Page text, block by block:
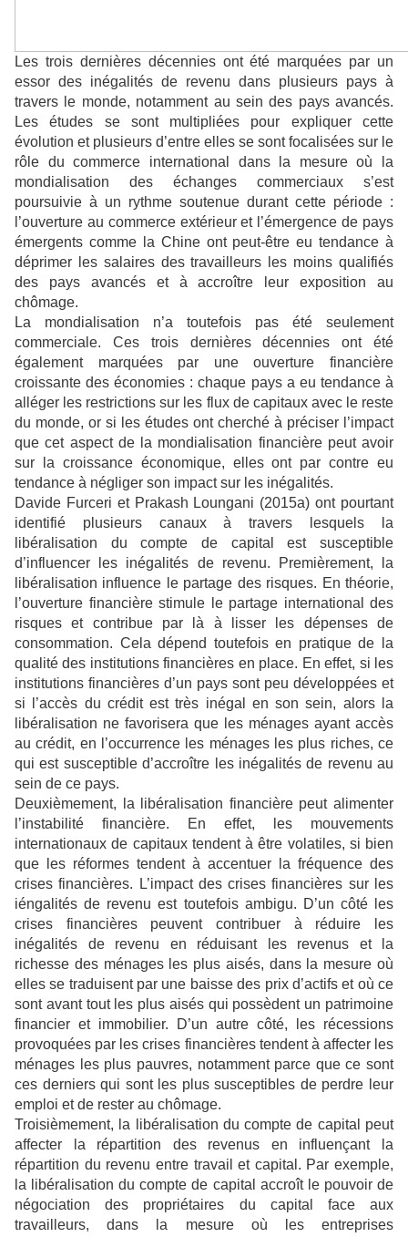
Les trois dernières décennies ont été marquées par un
essor des inégalités de revenu dans plusieurs pays à
travers le monde, notamment au sein des pays avancés.
Les études se sont multipliées pour expliquer cette
évolution et plusieurs d’entre elles se sont focalisées sur le
rôle du commerce international dans la mesure où la
mondialisation des échanges commerciaux s’est
poursuivie à un rythme soutenue durant cette période :
l’ouverture au commerce extérieur et l’émergence de pays
émergents comme la Chine ont peut-être eu tendance à
déprimer les salaires des travailleurs les moins qualifiés
des pays avancés et à accroître leur exposition au
chômage.
La mondialisation n’a toutefois pas été seulement
commerciale. Ces trois dernières décennies ont été
également marquées par une ouverture financière
croissante des économies : chaque pays a eu tendance à
alléger les restrictions sur les flux de capitaux avec le reste
du monde, or si les études ont cherché à préciser l’impact
que cet aspect de la mondialisation financière peut avoir
sur la croissance économique, elles ont par contre eu
tendance à négliger son impact sur les inégalités.
Davide Furceri et Prakash Loungani (2015a) ont pourtant
identifié plusieurs canaux à travers lesquels la
libéralisation du compte de capital est susceptible
d’influencer les inégalités de revenu. Premièrement, la
libéralisation influence le partage des risques. En théorie,
l’ouverture financière stimule le partage international des
risques et contribue par là à lisser les dépenses de
consommation. Cela dépend toutefois en pratique de la
qualité des institutions financières en place. En effet, si les
institutions financières d’un pays sont peu développées et
si l’accès du crédit est très inégal en son sein, alors la
libéralisation ne favorisera que les ménages ayant accès
au crédit, en l’occurrence les ménages les plus riches, ce
qui est susceptible d’accroître les inégalités de revenu au
sein de ce pays.
Deuxièmement, la libéralisation financière peut alimenter
l’instabilité financière. En effet, les mouvements
internationaux de capitaux tendent à être volatiles, si bien
que les réformes tendent à accentuer la fréquence des
crises financières. L’impact des crises financières sur les
iéngalités de revenu est toutefois ambigu. D’un côté les
crises financières peuvent contribuer à réduire les
inégalités de revenu en réduisant les revenus et la
richesse des ménages les plus aisés, dans la mesure où
elles se traduisent par une baisse des prix d’actifs et où ce
sont avant tout les plus aisés qui possèdent un patrimoine
financier et immobilier. D’un autre côté, les récessions
provoquées par les crises financières tendent à affecter les
ménages les plus pauvres, notamment parce que ce sont
ces derniers qui sont les plus susceptibles de perdre leur
emploi et de rester au chômage.
Troisièmement, la libéralisation du compte de capital peut
affecter la répartition des revenus en influençant la
répartition du revenu entre travail et capital. Par exemple,
la libéralisation du compte de capital accroît le pouvoir de
négociation des propriétaires du capital face aux
travailleurs, dans la mesure où les entreprises